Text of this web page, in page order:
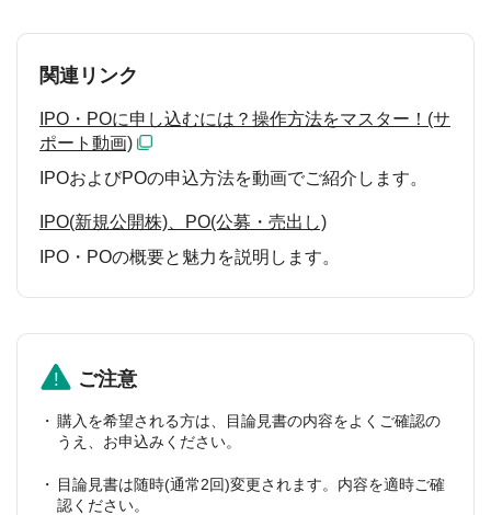
関連リンク
IPO・POに申し込むには？操作方法をマスター！(サ
ポート動画)
IPOおよびPOの申込方法を動画でご紹介します。
IPO(新規公開株)、PO(公募・売出し)
IPO・POの概要と魅力を説明します。
ご注意
購入を希望される方は、目論見書の内容をよくご確認の
うえ、お申込みください。
目論見書は随時(通常2回)変更されます。内容を適時ご確
認ください。